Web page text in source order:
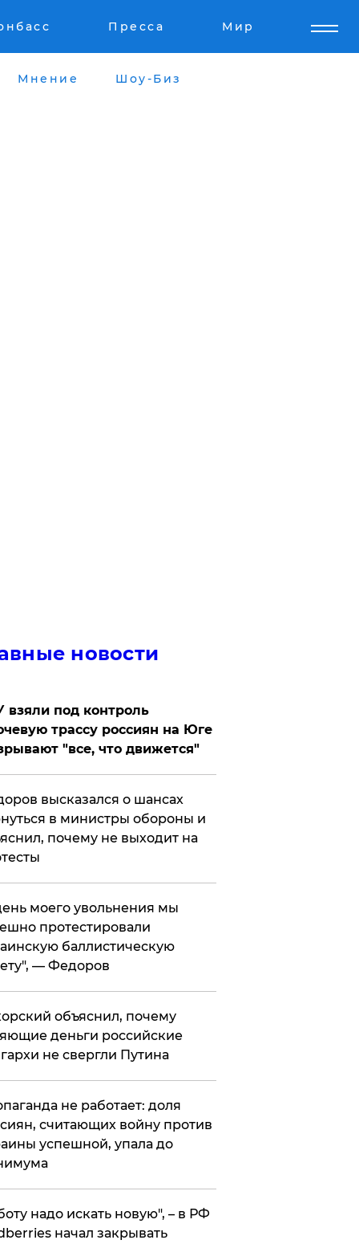
Пресса Мир
Мнение Шоу-Биз
новости
взяли под контроль
трассу россиян на Юге
"все, что движется"
высказался о шансах
в министры обороны и
почему не выходит на
моего увольнения мы
протестировали
баллистическую
— Федоров
объяснил, почему
деньги российские
не свергли Путина
не работает: доля
считающих войну против
успешной, упала до
надо искать новую", – в РФ
начал закрывать